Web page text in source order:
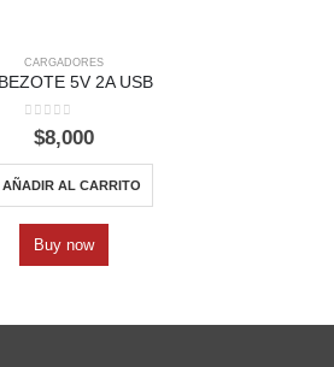
CARGADORES
5V 2A USB
out of 5
$8,000
AÑADIR AL CARRITO
Buy now